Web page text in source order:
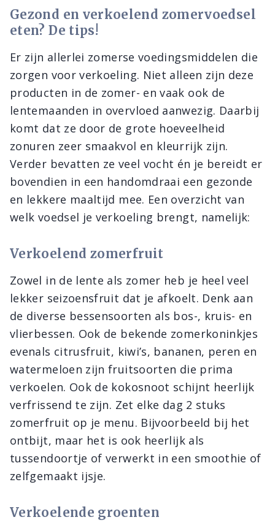
Gezond en verkoelend zomervoedsel
eten? De tips!
Er zijn allerlei zomerse voedingsmiddelen die
zorgen voor verkoeling. Niet alleen zijn deze
producten in de zomer- en vaak ook de
lentemaanden in overvloed aanwezig. Daarbij
komt dat ze door de grote hoeveelheid
zonuren zeer smaakvol en kleurrijk zijn.
Verder bevatten ze veel vocht én je bereidt er
bovendien in een handomdraai een gezonde
en lekkere maaltijd mee. Een overzicht van
welk voedsel je verkoeling brengt, namelijk:
Verkoelend zomerfruit
Zowel in de lente als zomer heb je heel veel
lekker seizoensfruit dat je afkoelt. Denk aan
de diverse bessensoorten als bos-, kruis- en
vlierbessen. Ook de bekende zomerkoninkjes
evenals citrusfruit, kiwi’s, bananen, peren en
watermeloen zijn fruitsoorten die prima
verkoelen. Ook de kokosnoot schijnt heerlijk
verfrissend te zijn. Zet elke dag 2 stuks
zomerfruit op je menu. Bijvoorbeeld bij het
ontbijt, maar het is ook heerlijk als
tussendoortje of verwerkt in een smoothie of
zelfgemaakt ijsje.
Verkoelende groenten